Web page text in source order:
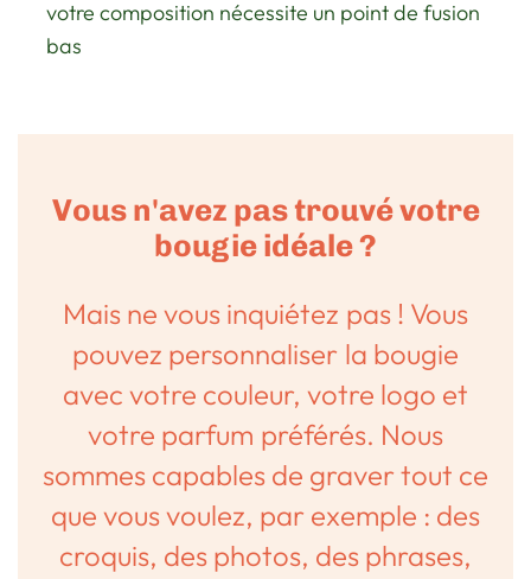
votre composition nécessite un pointde fusion
bas
Vous n'avez pas trouvé votre
bougie idéale ?
Mais ne vous inquiétez pas ! Vous
pouvez personnaliser la bougie
avec votre couleur, votre logo et
votre parfum préférés. Nous
sommes capables de graver tout ce
que vous voulez, par exemple : des
croquis, des photos, des phrases,